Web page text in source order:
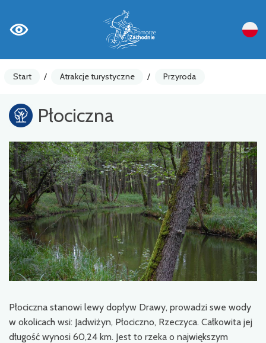
Start / Atrakcje turystyczne / Przyroda
Płociczna
Płociczna stanowi lewy dopływ Drawy, prowadzi swe wody
w okolicach wsi: Jadwiżyn, Płociczno, Rzeczyca. Całkowita jej
długość wynosi 60,24 km. Jest to rzeka o największym